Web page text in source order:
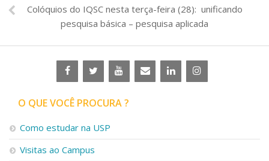
Colóquios do IQSC nesta terça-feira (28): unificando
pesquisa básica – pesquisa aplicada
O QUE VOCÊ PROCURA ?
Como estudar na USP
Visitas ao Campus